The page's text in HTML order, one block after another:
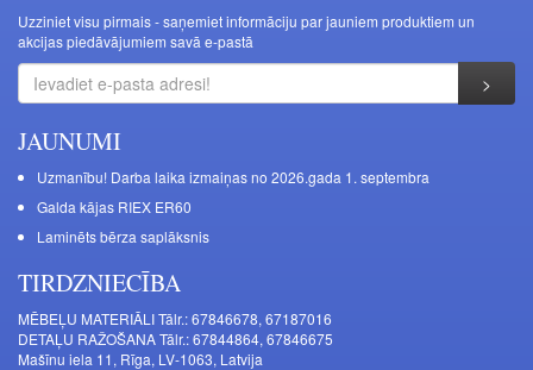
Uzziniet visu pirmais - saņemiet informāciju par jauniem produktiem un
akcijas piedāvājumiem savā e-pastā
JAUNUMI
Uzmanību! Darba laika izmaiņas no 2026.gada 1. septembra
Galda kājas RIEX ER60
Laminēts bērza saplāksnis
TIRDZNIECĪBA
MĒBEĻU MATERIĀLI Tālr.: 67846678, 67187016
DETAĻU RAŽOŠANA Tālr.: 67844864, 67846675
Mašīnu iela 11, Rīga, LV-1063, Latvija